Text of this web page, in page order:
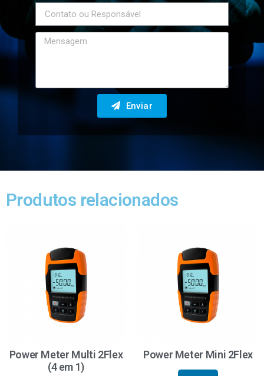
Enviar
Produtos relacionados
Power Meter Multi 2Flex
(4 em 1)
Power Meter Mini 2Flex